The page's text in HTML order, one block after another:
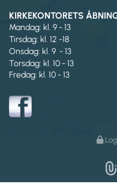
KIRKEKONTORETS
Mandag: kl. 9 - 13
Tirsdag: kl. 12 -18
Onsdag: kl. 9 - 13
Torsdag: kl. 10 - 13
Fredag: kl. 10 - 13